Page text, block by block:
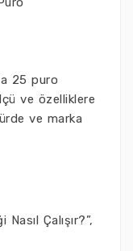
25 puro
ve özelliklere
ve marka
Çalışır?”,